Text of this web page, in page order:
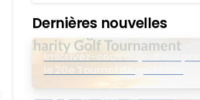
Dernières nouvelles
Inscrivez-cous aujord’hui pour
le 20e Tournoi de golf Mike